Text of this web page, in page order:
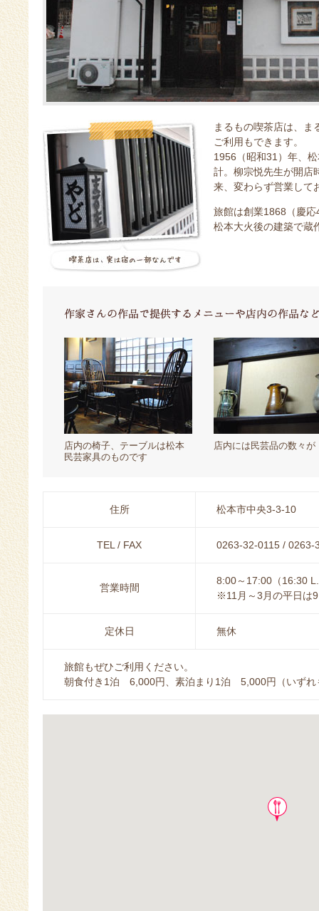
まるもの喫茶店は、ま
ご利用もできます。
1956（昭和31）年、
計。柳宗悦先生が開店
来、変わらず営業して
旅館は創業1868（慶
松本大火後の建築で蔵
店内の椅子、テーブルは松本
民芸家具のものです
店内には民芸品の数々が
住所 松本市中央3-3-10
TEL / FAX 0263-32-0115 / 0263-
営業時間
8:00～17:00（16:30
※11月～3月の平日は
定休日 無休
旅館もぜひご利用ください。
朝食付き1泊 6,000円、素泊まり1泊 5,000円（いずれ